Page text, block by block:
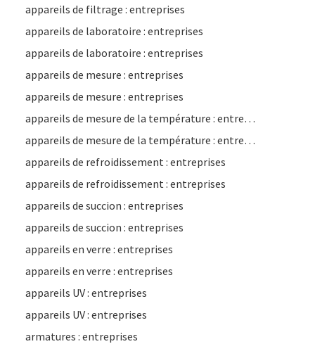
appareils de filtrage : entreprises
appareils de laboratoire : entreprises
appareils de laboratoire : entreprises
appareils de mesure : entreprises
appareils de mesure : entreprises
appareils de mesure de la température : entreprises
appareils de mesure de la température : entreprises
appareils de refroidissement : entreprises
appareils de refroidissement : entreprises
appareils de succion : entreprises
appareils de succion : entreprises
appareils en verre : entreprises
appareils en verre : entreprises
appareils UV : entreprises
appareils UV : entreprises
armatures : entreprises